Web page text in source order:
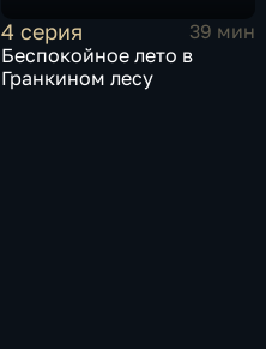
4 серия
39 мин
Беспокойное лето в
Гранкином лесу